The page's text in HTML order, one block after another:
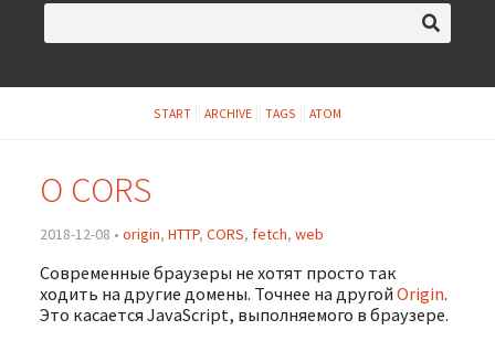
START ARCHIVE TAGS ATOM
О CORS
2018-12-08 • origin, HTTP, CORS, fetch, web
Современные браузеры не хотят просто так
ходить на другие домены. Точнее на другой Origin.
Это касается JavaScript, выполняемого в браузере.